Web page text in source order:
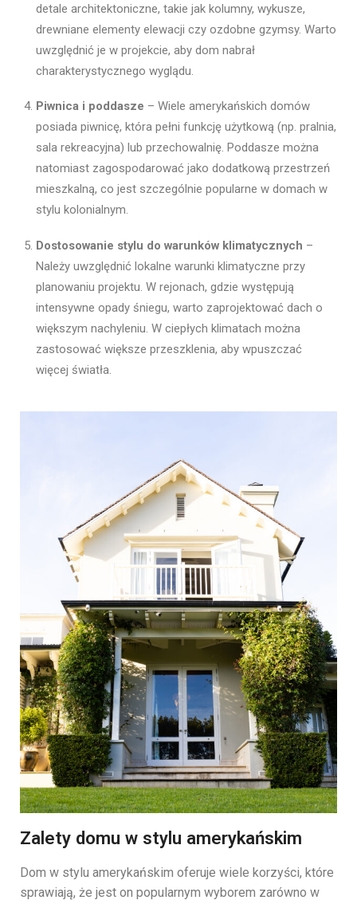
detale architektoniczne, takie jak kolumny, wykusze,
drewniane elementy elewacji czy ozdobne gzymsy. Warto
uwzględnić je w projekcie, aby dom nabrał
charakterystycznego wyglądu.
Piwnica i poddasze – Wiele amerykańskich domów
posiada piwnicę, która pełni funkcję użytkową (np. pralnia,
sala rekreacyjna) lub przechowalnię. Poddasze można
natomiast zagospodarować jako dodatkową przestrzeń
mieszkalną, co jest szczególnie popularne w domach w
stylu kolonialnym.
Dostosowanie stylu do warunków klimatycznych –
Należy uwzględnić lokalne warunki klimatyczne przy
planowaniu projektu. W rejonach, gdzie występują
intensywne opady śniegu, warto zaprojektować dach o
większym nachyleniu. W ciepłych klimatach można
zastosować większe przeszklenia, aby wpuszczać
więcej światła.
Zalety domu w stylu amerykańskim
Dom w stylu amerykańskim oferuje wiele korzyści, które
sprawiają, że jest on popularnym wyborem zarówno w